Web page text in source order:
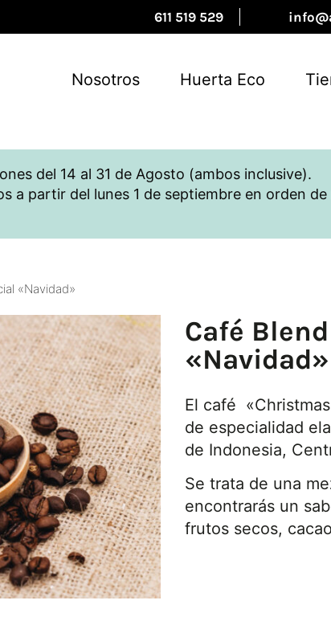
611 519 529
Nosotros Huerta Eco
del 14 al 31 de Agosto (ambos inclusive).
a partir del lunes 1 de septiembre en orden
«Navidad»
Café
«Navidad»
El café
de especialidad
de Indonesia,
Se trata de una
encontrarás un
frutos secos,